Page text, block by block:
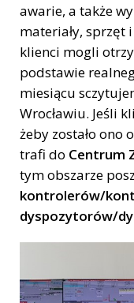
awarie, a także
materiały, sprzęt
klienci mogli
podstawie
miesiącu
Wrocławiu. Jeśli
żeby zostało ono
trafi do Centrum
tym obszarze
kontrolerów/
dyspozytorów/